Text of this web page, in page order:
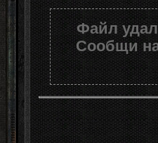
Файл
Сообщи